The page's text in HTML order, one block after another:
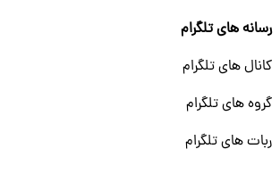
رسانه های تلگرام
کانال های تلگرام
گروه های تلگرام
ربات های تلگرام